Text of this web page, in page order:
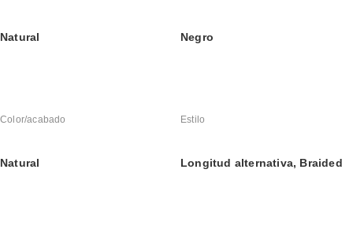
Natural Negro
Color/acabado
Natural
Estilo
Longitud alternativa, Braided